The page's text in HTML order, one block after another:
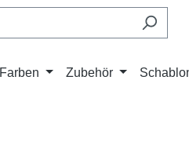
Farben Zubehör